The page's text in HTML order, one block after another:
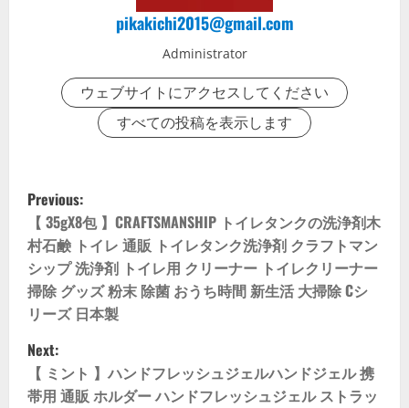
pikakichi2015@gmail.com
Administrator
ウェブサイトにアクセスしてください
すべての投稿を表示します
P
o
s
t
n
a
Previous:
【 35gX8包 】CRAFTSMANSHIP トイレタンクの洗浄剤木
村石鹸 トイレ 通販 トイレタンク洗浄剤 クラフトマン
シップ 洗浄剤 トイレ用 クリーナー トイレクリーナー
掃除 グッズ 粉末 除菌 おうち時間 新生活 大掃除 Cシ
リーズ 日本製
Next:
【 ミント 】ハンドフレッシュジェルハンドジェル 携
帯用 通販 ホルダー ハンドフレッシュジェル ストラッ